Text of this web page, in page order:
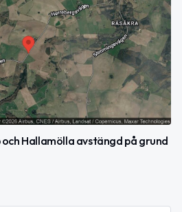
Hallamölla avstängd på grund